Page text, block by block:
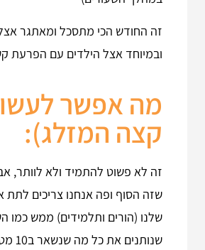
זה החודש הכי מתסכל ומאתגר
ובמיוחד אצל הילדים עם הפרעת
מה אפשר
קצה המזלג):
זה לא פשוט להתמיד ולא לוותר,
שזה הסוף ופה אנחנו צריכים לתת
שלנו (הורים ותלמידים) ממש כמו